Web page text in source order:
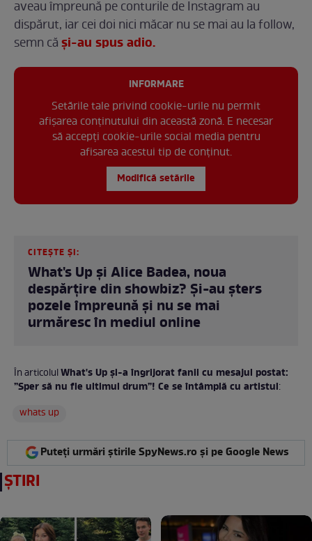
aveau împreună pe conturile de Instagram au
dispărut, iar cei doi nici măcar nu se mai au la follow,
semn căși-au spus adio.
INFORMARE
Setările tale privind cookie-urile nu permit
afișarea conținutului din această zonă. E necesar
să accepți cookie-urile social media pentru
afisarea acestui tip de conținut.
Modifică setările
CITEȘTE ȘI:
What's Up și Alice Badea, noua
despărțire din showbiz? Și-au șters
pozele împreună și nu se mai
urmăresc în mediul online
În articolulWhat's Up și-a îngrijorat fanii cu mesajul postat:
”Sper să nu fie ultimul drum”! Ce se întâmplă cu artistul:
whats up
Puteți urmări știrile SpyNews.ro și pe Google News
ȘTIRI